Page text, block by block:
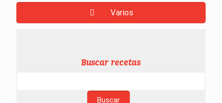
Varios
Buscar recetas